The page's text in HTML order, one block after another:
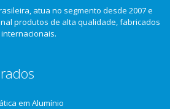
atua no segmento desde 2007 e
produtos de alta qualidade, fabricados
em Alumínio